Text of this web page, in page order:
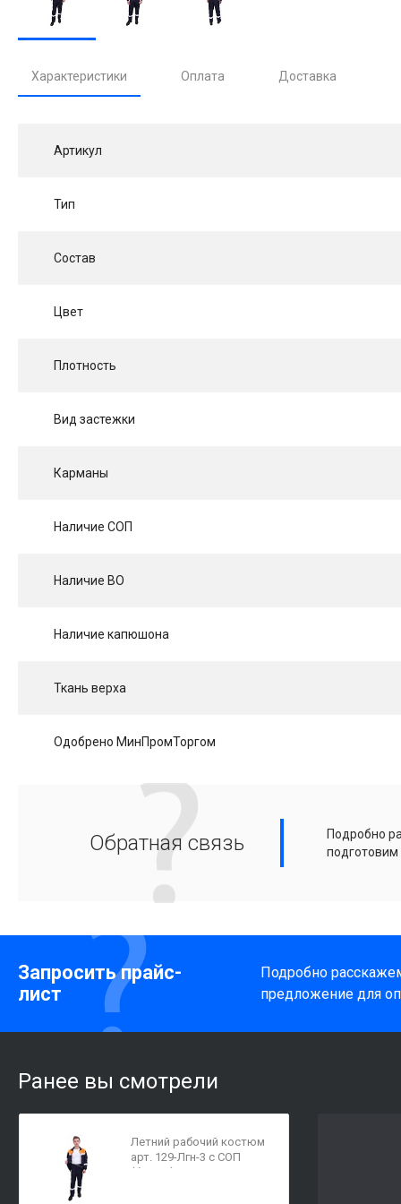
Характеристики Оплата Доставка
Артикул
Тип
Состав
Цвет
Плотность
Вид застежки
Карманы
Наличие СОП
Наличие ВО
Наличие капюшона
Ткань верха
Одобрено МинПромТоргом
Обратная связь
Подробно
Запросить прайс-
лист
Подробно
предложение для
Ранее вы смотрели
Летний рабочий костюм
арт. 129-Лгн-3 с СОП
(брюки)